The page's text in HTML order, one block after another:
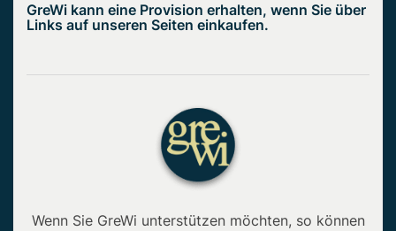
GreWi kann eine Provision erhalten, wenn Sie über
Links auf unseren Seiten einkaufen.
Wenn Sie GreWi unterstützen möchten, so können